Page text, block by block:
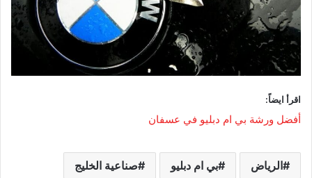
اقرأ ايضاً:
أفضل ورشة بي ام دبليو في عسفان
الرياض بي ام دبليو صناعية الخليج